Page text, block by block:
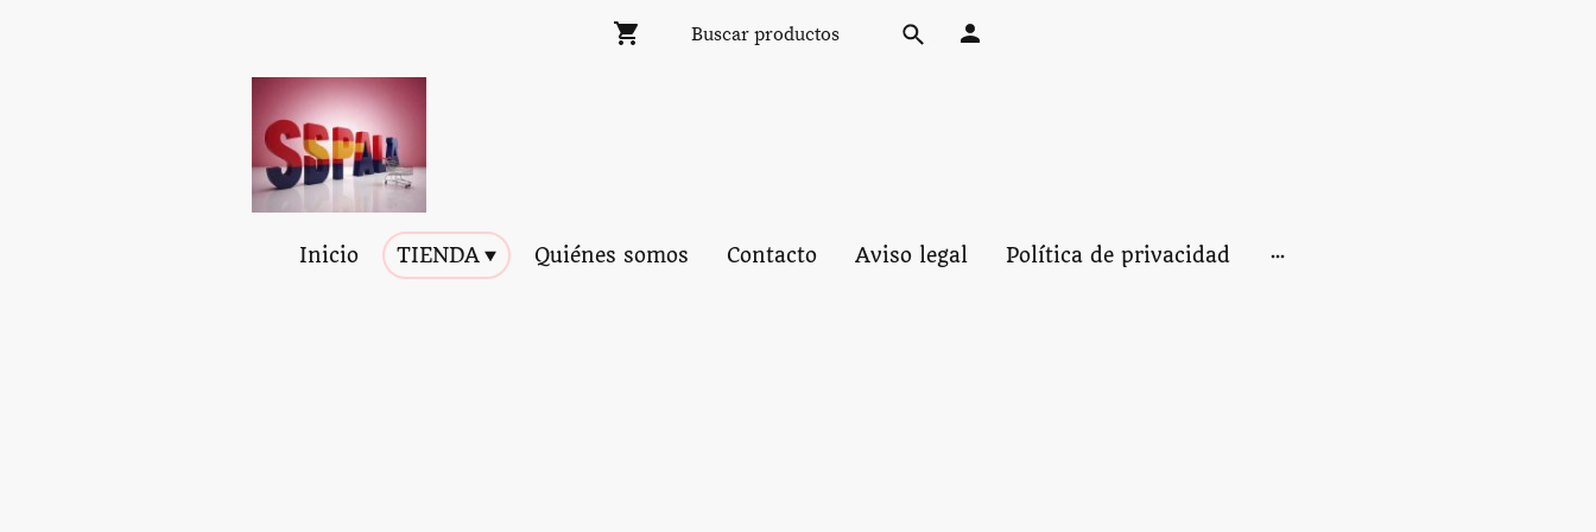
Inicio TIENDA Quiénes somos Contacto Aviso legal Política de privacidad